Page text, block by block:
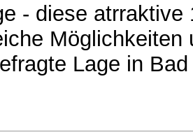
- diese atrraktive
Möglichkeiten
Lage in